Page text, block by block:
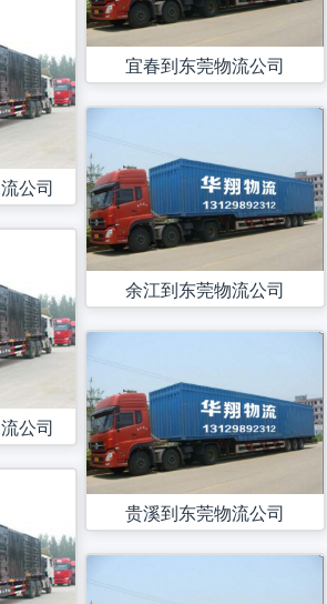
公司
公司
宜春到东莞物流公司
余江到东莞物流公司
贵溪到东莞物流公司